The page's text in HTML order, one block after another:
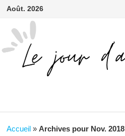
Passer
contenu
Août. 2026
Accueil» Archives pour Nov. 2018